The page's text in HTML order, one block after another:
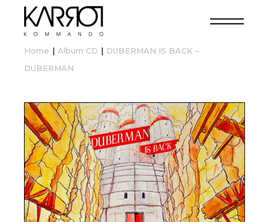
Home Album CD
DUBERMAN IS BACK –
DUBERMAN